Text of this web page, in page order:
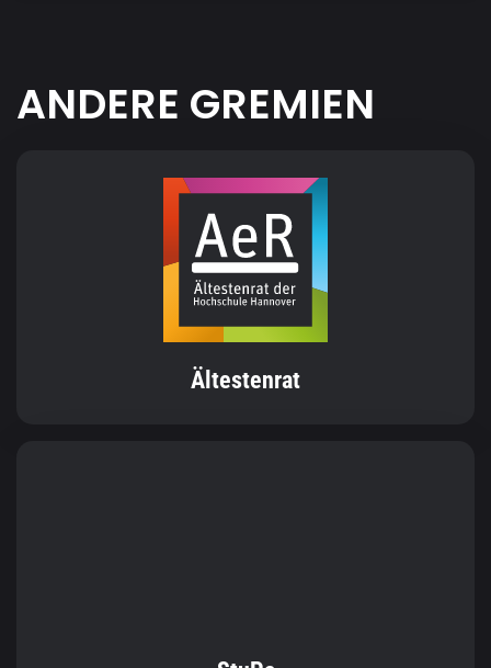
ANDERE GREMIEN
Ältestenrat